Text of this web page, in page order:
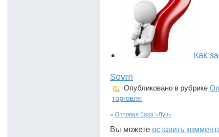
Как
Sovrn
Опубликовано в рубрике
торговля
« Оптовая база «Луч»
Вы можетеоставить